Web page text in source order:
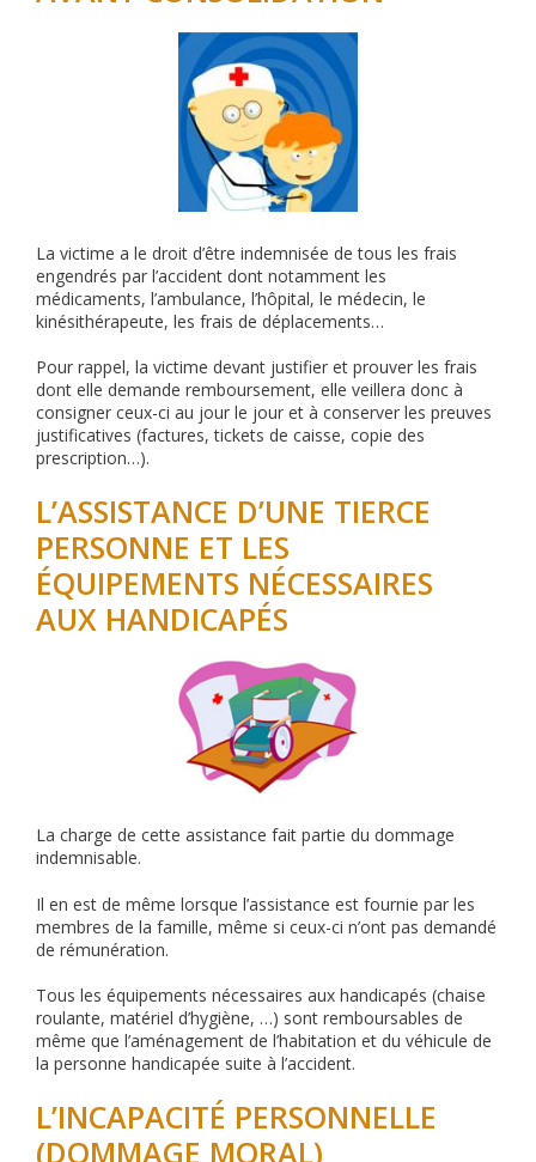
La victime a le droit d’être indemnisée de tous les frais
engendrés par l’accident dont notamment les
médicaments, l’ambulance, l’hôpital, le médecin, le
kinésithérapeute, les frais de déplacements…
Pour rappel, la victime devant justifier et prouver les frais
dont elle demande remboursement, elle veillera donc à
consigner ceux-ci au jour le jour et à conserver les preuves
justificatives (factures, tickets de caisse, copie des
prescription…).
L’ASSISTANCE D’UNE TIERCE
PERSONNE ET LES
ÉQUIPEMENTS NÉCESSAIRES
AUX HANDICAPÉS
La charge de cette assistance fait partie du dommage
indemnisable.
Il en est de même lorsque l’assistance est fournie par les
membres de la famille, même si ceux-ci n’ont pas demandé
de rémunération.
Tous les équipements nécessaires aux handicapés (chaise
roulante, matériel d’hygiène, …) sont remboursables de
même que l’aménagement de l’habitation et du véhicule de
la personne handicapée suite à l’accident.
L’INCAPACITÉ PERSONNELLE
(DOMMAGE MORAL)